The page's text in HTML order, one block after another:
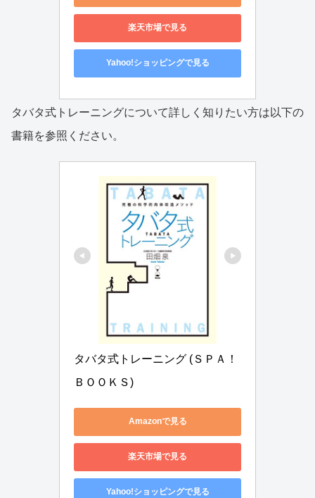
楽天市場で見る
Yahoo!ショッピングで見る
タバタ式トレーニングについて詳しく知りたい方は以下の
書籍を参照ください。
タバタ式トレーニング (ＳＰＡ！
ＢＯＯＫＳ)
Amazonで見る
楽天市場で見る
Yahoo!ショッピングで見る